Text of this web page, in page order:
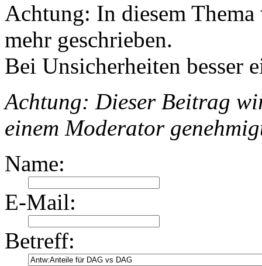
Achtung: In diesem
mehr geschrieben.
Bei Unsicherheiten besser
Achtung: Dieser Beitrag
einem Moderator
Name:
E-Mail:
Betreff: